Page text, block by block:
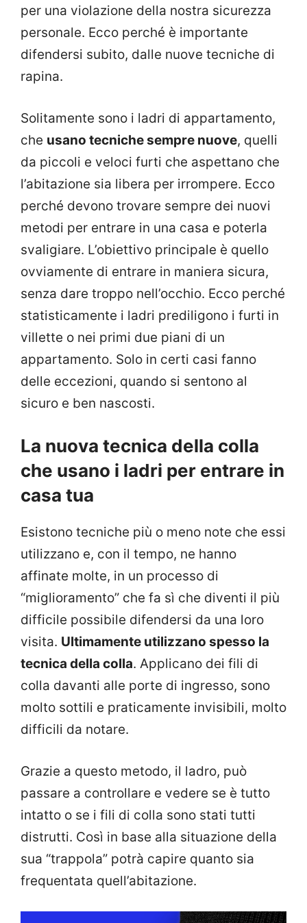
per una violazione della nostra sicurezza
personale. Ecco perché è importante
difendersi subito, dalle nuove tecniche di
rapina.
Solitamente sono i ladri di appartamento,
che usano tecniche sempre nuove, quelli
da piccoli e veloci furti che aspettano che
l’abitazione sia libera per irrompere. Ecco
perché devono trovare sempre dei nuovi
metodi per entrare in una casa e poterla
svaligiare. L’obiettivo principale è quello
ovviamente di entrare in maniera sicura,
senza dare troppo nell’occhio. Ecco perché
statisticamente i ladri prediligono i furti in
villette o nei primi due piani di un
appartamento. Solo in certi casi fanno
delle eccezioni, quando si sentono al
sicuro e ben nascosti.
La nuova tecnica della colla
che usano i ladri per entrare in
casa tua
Esistono tecniche più o meno note che essi
utilizzano e, con il tempo, ne hanno
affinate molte, in un processo di
“miglioramento” che fa sì che diventi il più
difficile possibile difendersi da una loro
visita. Ultimamente utilizzano spesso la
tecnica della colla. Applicano dei fili di
colla davanti alle porte di ingresso, sono
molto sottili e praticamente invisibili, molto
difficili da notare.
Grazie a questo metodo, il ladro, può
passare a controllare e vedere se è tutto
intatto o se i fili di colla sono stati tutti
distrutti. Così in base alla situazione della
sua “trappola” potrà capire quanto sia
frequentata quell’abitazione.